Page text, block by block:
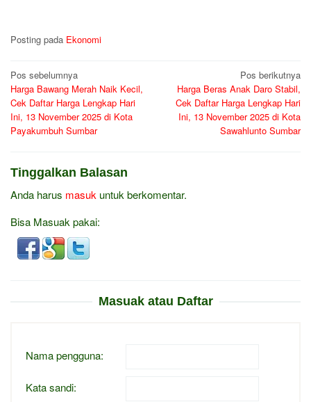
Posting pada Ekonomi
Navigasi
pos
Pos sebelumnya
Harga Bawang Merah Naik Kecil,
Cek Daftar Harga Lengkap Hari
Ini, 13 November 2025 di Kota
Payakumbuh Sumbar
Pos berikutnya
Harga Beras Anak Daro Stabil,
Cek Daftar Harga Lengkap Hari
Ini, 13 November 2025 di Kota
Sawahlunto Sumbar
Tinggalkan Balasan
Anda harus masuk untuk berkomentar.
Bisa Masuak pakai:
Masuak atau Daftar
Nama pengguna:
Kata sandi: